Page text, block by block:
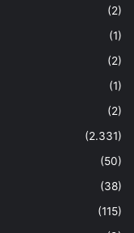
(2)
(1)
(2)
(1)
(2)
(2.331)
(50)
(38)
(115)